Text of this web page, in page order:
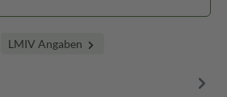
LMIV Angaben